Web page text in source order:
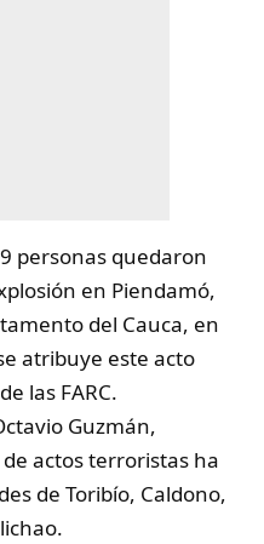
personas quedaron
en Piendamó,
del Cauca, en
atribuye este acto
las FARC.
Guzmán,
actos terroristas ha
de Toribío, Caldono,